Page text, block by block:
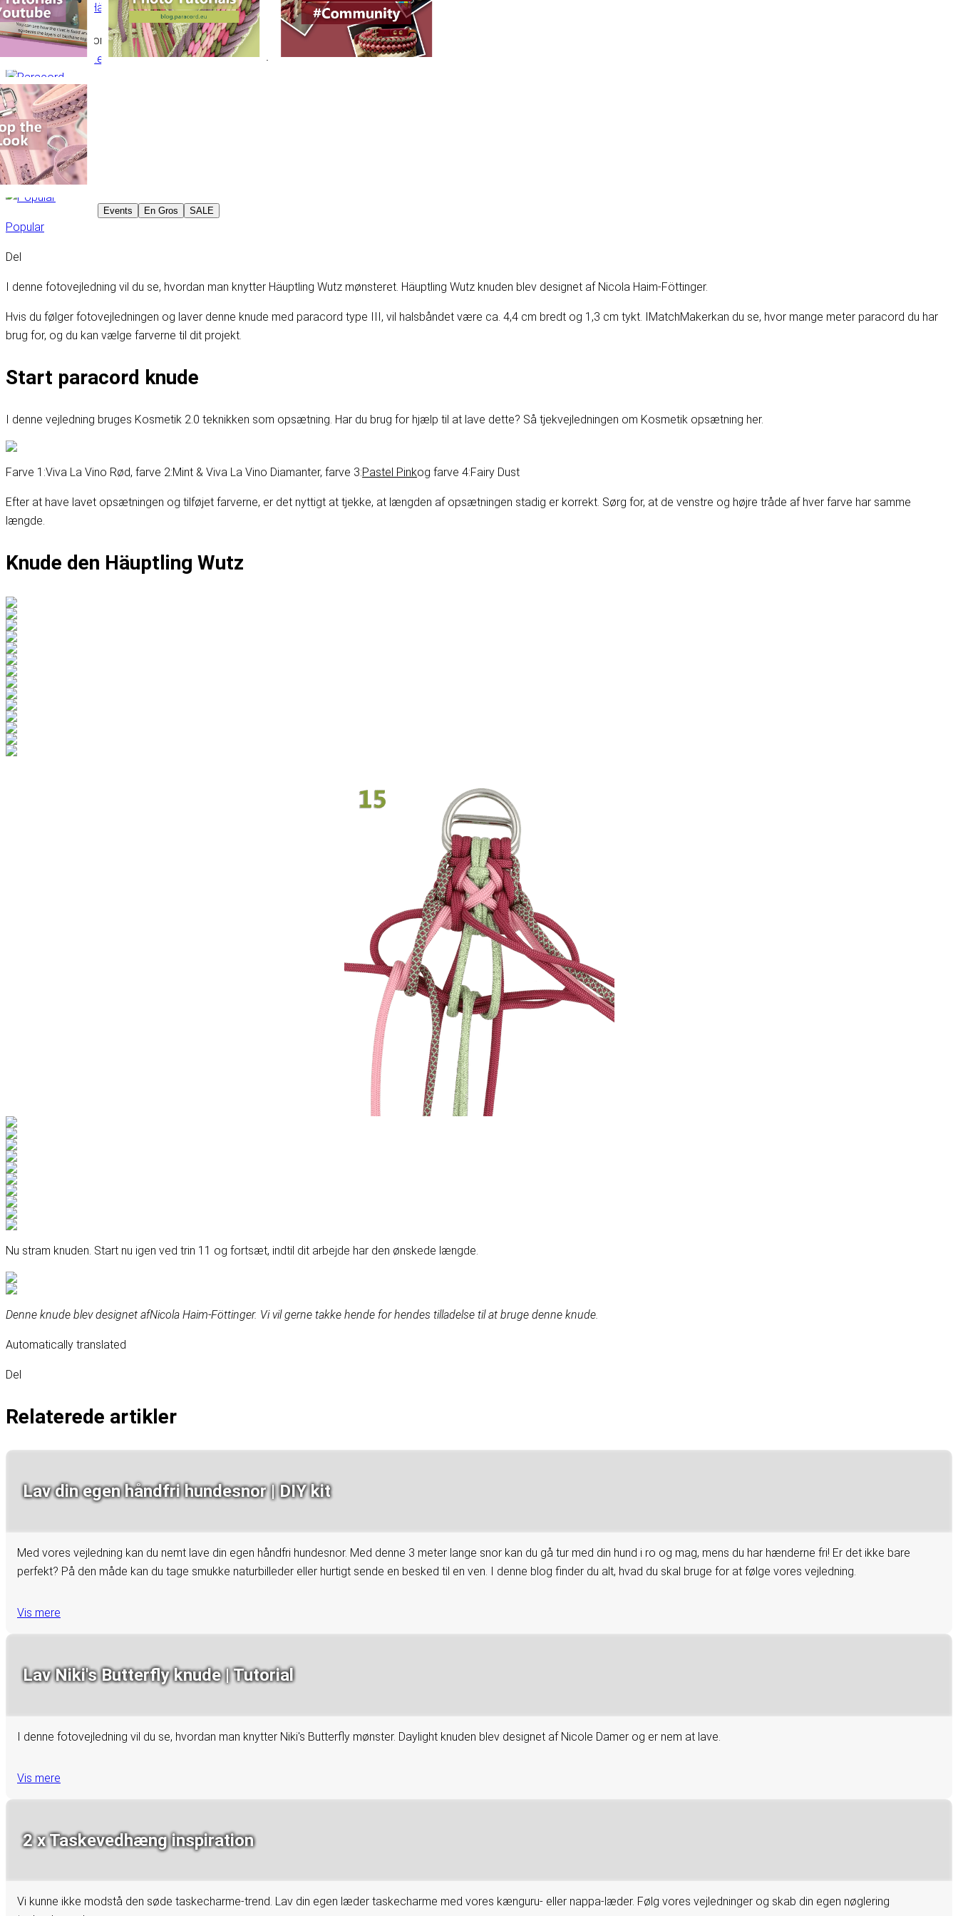
Events En Gros SALE
Knude den Häuptling Wutz
Indholdsfortegnelse
Team Paracord.eu20. mar. 2024
Paracord
Tutorial
Popular
Del
I denne fotovejledning vil du se, hvordan man knytter Häuptling Wutz mønsteret. Häuptling Wutz knuden blev designet af Nicola Haim-Föttinger.
Hvis du følger fotovejledningen og laver denne knude med paracord type III, vil halsbåndet være ca. 4,4 cm bredt og 1,3 cm tykt. IMatchMakerkan du se, hvor mange meter paracord du har
brug for, og du kan vælge farverne til dit projekt.
Start paracord knude
I denne vejledning bruges Kosmetik 2.0 teknikken som opsætning. Har du brug for hjælp til at lave dette? Så tjekvejledningen om Kosmetik opsætning her.
Farve 1:Viva La Vino Rød, farve 2:Mint & Viva La Vino Diamanter, farve 3:Pastel Pinkog farve 4:Fairy Dust
Efter at have lavet opsætningen og tilføjet farverne, er det nyttigt at tjekke, at længden af opsætningen stadig er korrekt. Sørg for, at de venstre og højre tråde af hver farve har samme
længde.
Knude den Häuptling Wutz
Nu stram knuden. Start nu igen ved trin 11 og fortsæt, indtil dit arbejde har den ønskede længde.
Denne knude blev designet afNicola Haim-Föttinger. Vi vil gerne takke hende for hendes tilladelse til at bruge denne knude.
Automatically translated
Del
Relaterede artikler
Lav din egen håndfri hundesnor | DIY kit
Med vores vejledning kan du nemt lave din egen håndfri hundesnor. Med denne 3 meter lange snor kan du gå tur med din hund i ro og mag, mens du har hænderne fri! Er det ikke bare
perfekt? På den måde kan du tage smukke naturbilleder eller hurtigt sende en besked til en ven. I denne blog finder du alt, hvad du skal bruge for at følge vores vejledning.
Vis mere
Lav Niki's Butterfly knude | Tutorial
I denne fotovejledning vil du se, hvordan man knytter Niki's Butterfly mønster. Daylight knuden blev designet af Nicole Damer og er nem at lave.
Vis mere
2 x Taskevedhæng inspiration
Vi kunne ikke modstå den søde taskecharme-trend. Lav din egen læder taskecharme med vores kænguru- eller nappa-læder. Følg vores vejledninger og skab din egen nøglering